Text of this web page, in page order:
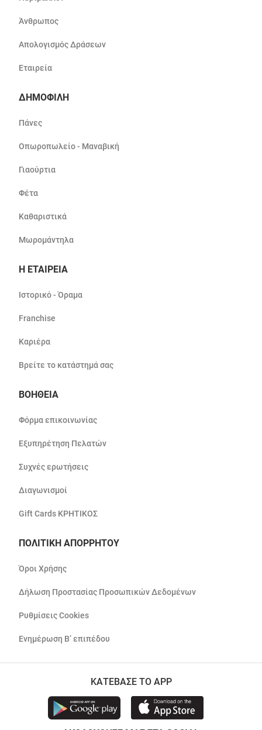
Άνθρωπος
Απολογισμός Δράσεων
Εταιρεία
ΔΗΜΟΦΙΛΗ
Πάνες
Οπωροπωλείο - Μαναβική
Γιαούρτια
Φέτα
Καθαριστικά
Μωρομάντηλα
Η ΕΤΑΙΡΕΙΑ
Ιστορικό - Όραμα
Franchise
Καριέρα
Βρείτε το κατάστημά σας
ΒΟΗΘΕΙΑ
Φόρμα επικοινωνίας
Εξυπηρέτηση Πελατών
Συχνές ερωτήσεις
Διαγωνισμοί
Gift Cards ΚΡΗΤΙΚΟΣ
ΠΟΛΙΤΙΚΗ ΑΠΟΡΡΗΤΟΥ
Όροι Χρήσης
Δήλωση Προστασίας Προσωπικών Δεδομένων
Ρυθμίσεις Cookies
Ενημέρωση Β’ επιπέδου
ΚΑΤΕΒΑΣΕ ΤΟ APP